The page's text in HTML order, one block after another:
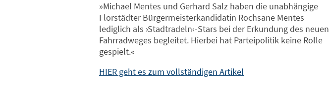
»Michael Mentes und Gerhard Salz haben die unabhängige
Florstädter Bürgermeisterkandidatin Rochsane Mentes
lediglich als ›Stadtradeln‹-Stars bei der Erkundung des neuen
Fahrradweges begleitet. Hierbei hat Parteipolitik keine Rolle
gespielt.«
HIER geht es zum vollständigen Artikel